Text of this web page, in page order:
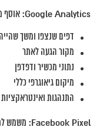
Google Analytics: אוסף
דפים שנצפו ומשך שהייה
מקור הגעה לאתר
נתוני מכשיר ודפדפן
מיקום גיאוגרפי כללי
התנהגות
Facebook Pixel: משמש